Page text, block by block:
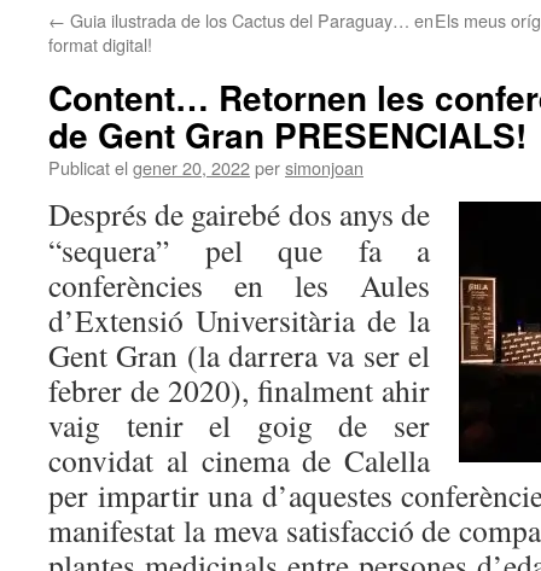
← Guia ilustrada de los Cactus del Paraguay… en
format digital!
Els meus
Content… Retornen les
de Gent Gran PRESENCIALS!
Publicat el gener 20, 2022persimonjoan
Després de gairebé dos anys de
“sequera” pel que fa a
conferències en les Aules
d’Extensió Universitària de la
Gent Gran (la darrera va ser el
febrer de 2020), finalment ahir
vaig tenir el goig de ser
convidat al cinema de Calella
per impartir una d’aquestes
manifestat la meva satisfacció de